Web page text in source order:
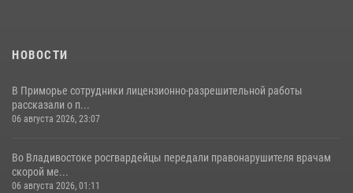
НОВОСТИ
В Приморье сотрудники лицензионно-разрешительной работы
рассказали о п...
06 августа 2026, 23:07
Во Владивостоке росгвардейцы передали правонарушителя врачам
скорой ме...
06 августа 2026, 01:11